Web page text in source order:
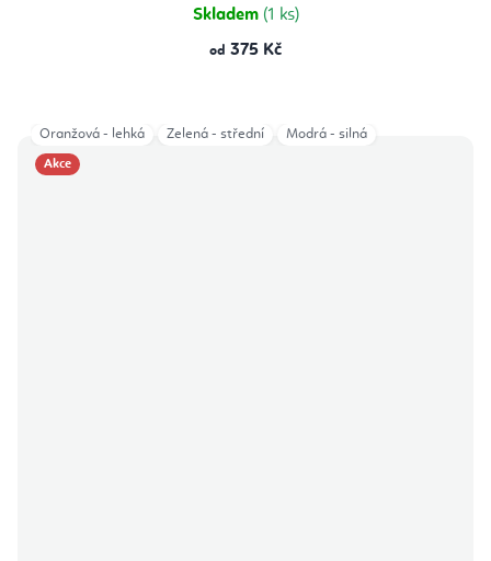
Skladem (1 ks)
od 375 Kč
Akce
Oranžová - lehká Zelená - střední Modrá - silná